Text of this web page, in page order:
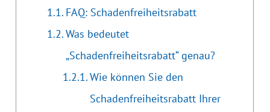
FAQ: Schadenfreiheitsrabatt
Was bedeutet
„Schadenfreiheitsrabatt“ genau?
Wie können Sie den
Schadenfreiheitsrabatt Ihrer